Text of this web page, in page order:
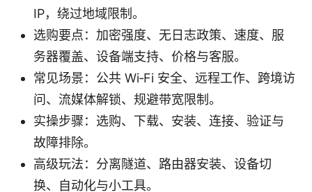
IP，绕过地域限制。
选购要点：加密强度、无日志政策、速度、服
务器覆盖、设备端支持、价格与客服。
常见场景：公共 Wi‑Fi 安全、远程工作、跨境访
问、流媒体解锁、规避带宽限制。
实操步骤：选购、下载、安装、连接、验证与
故障排除。
高级玩法：分离隧道、路由器安装、设备切
换、自动化与小工具。